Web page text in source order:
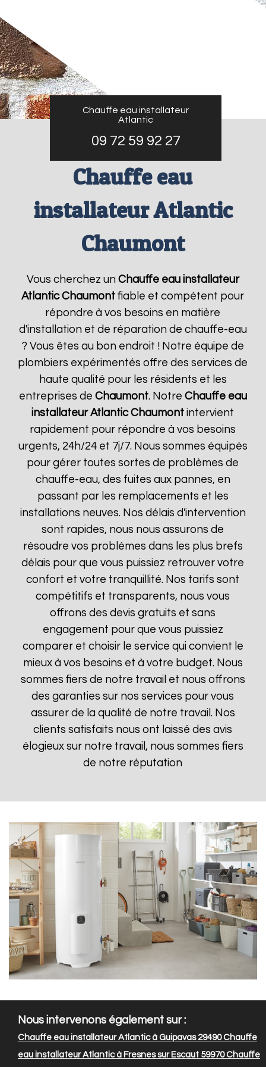
Chauffe eau installateur
Atlantic
09 72 59 92 27
Chauffe eau
installateur Atlantic
Chaumont
Vous cherchez un Chauffe eau installateur
Atlantic Chaumont fiable et compétent pour
répondre à vos besoins en matière
d'installation et de réparation de chauffe-eau
? Vous êtes au bon endroit ! Notre équipe de
plombiers expérimentés offre des services de
haute qualité pour les résidents et les
entreprises de Chaumont. Notre Chauffe eau
installateur Atlantic Chaumont intervient
rapidement pour répondre à vos besoins
urgents, 24h/24 et 7j/7. Nous sommes équipés
pour gérer toutes sortes de problèmes de
chauffe-eau, des fuites aux pannes, en
passant par les remplacements et les
installations neuves. Nos délais d'intervention
sont rapides, nous nous assurons de
résoudre vos problèmes dans les plus brefs
délais pour que vous puissiez retrouver votre
confort et votre tranquillité. Nos tarifs sont
compétitifs et transparents, nous vous
offrons des devis gratuits et sans
engagement pour que vous puissiez
comparer et choisir le service qui convient le
mieux à vos besoins et à votre budget. Nous
sommes fiers de notre travail et nous offrons
des garanties sur nos services pour vous
assurer de la qualité de notre travail. Nos
clients satisfaits nous ont laissé des avis
élogieux sur notre travail, nous sommes fiers
de notre réputation
Nous intervenons également sur :
Chauffe eau installateur Atlantic à Guipavas 29490Chauffe
eau installateur Atlantic à Fresnes sur Escaut 59970Chauffe